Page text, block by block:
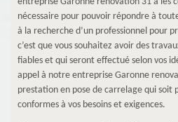
nécessaire pour pouvoir répondre à
à la recherche d’un professionnel pour
c’est que vous souhaitez avoir des
fiables et qui seront effectué selon vos
appel à notre entreprise Garonne
prestation en pose de carrelage qui
conformes à vos besoins et exigences.